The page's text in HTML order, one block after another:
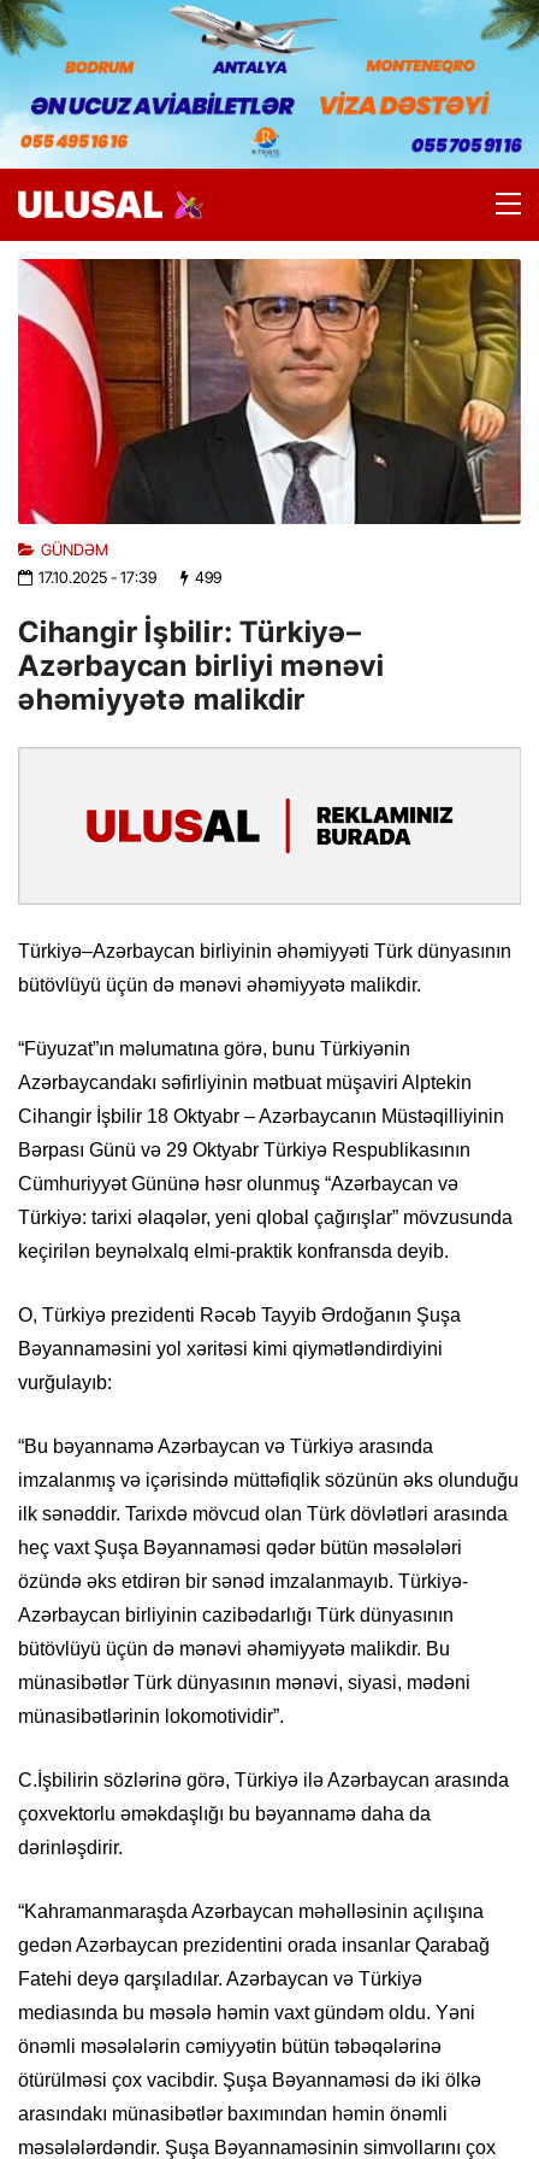
GÜNDƏM
17.10.2025- 17:39 499
Cihangir İşbilir: Türkiyə–
Azərbaycan birliyi mənəvi
əhəmiyyətə malikdir
Türkiyə–Azərbaycan birliyinin əhəmiyyəti Türk dünyasının
bütövlüyü üçün də mənəvi əhəmiyyətə malikdir.
“Füyuzat”ın məlumatına görə, bunu Türkiyənin
Azərbaycandakı səfirliyinin mətbuat müşaviri Alptekin
Cihangir İşbilir 18 Oktyabr – Azərbaycanın Müstəqilliyinin
Bərpası Günü və 29 Oktyabr Türkiyə Respublikasının
Cümhuriyyət Günü­nə həsr olunmuş “Azərbaycan və
Türkiyə: tarixi əlaqələr, yeni qlobal çağırışlar” mövzusunda
keçirilən beynəlxalq elmi-praktik konfransda deyib.
O, Türkiyə prezidenti Rəcəb Tayyib Ərdoğanın Şuşa
Bəyannaməsini yol xəritəsi kimi qiymətləndirdiyini
vurğulayıb:
“Bu bəyannamə Azərbaycan və Türkiyə arasında
imzalanmış və içərisində müttəfiqlik sözünün əks olunduğu
ilk sənəddir. Tarixdə mövcud olan Türk dövlətləri arasında
heç vaxt Şuşa Bəyannaməsi qədər bütün məsələləri
özündə əks etdirən bir sənəd imzalanmayıb. Türkiyə-
Azərbaycan birliyinin cazibədarlığı Türk dünyasının
bütövlüyü üçün də mənəvi əhəmiyyətə malikdir. Bu
münasibətlər Türk dünyasının mənəvi, siyasi, mədəni
münasibətlərinin lokomotividir”.
C.İşbilirin sözlərinə görə, Türkiyə ilə Azərbaycan arasında
çoxvektorlu əməkdaşlığı bu bəyannamə daha da
dərinləşdirir.
“Kahramanmaraşda Azərbaycan məhəlləsinin açılışına
gedən Azərbaycan prezidentini orada insanlar Qarabağ
Fatehi deyə qarşıladılar. Azərbaycan və Türkiyə
mediasında bu məsələ həmin vaxt gündəm oldu. Yəni
önəmli məsələlərin cəmiyyətin bütün təbəqələrinə
ötürülməsi çox vacibdir. Şuşa Bəyannaməsi də iki ölkə
arasındakı münasibətlər baxımından həmin önəmli
məsələlərdəndir. Şuşa Bəyannaməsinin simvollarını çox